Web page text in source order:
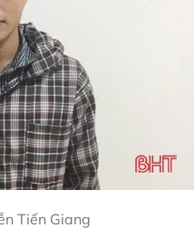
Tiến Giang